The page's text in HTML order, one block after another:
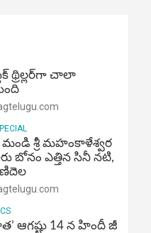
థ్రిల్లర్‌గా చాలా
శ్రీ మహంకాళేశ్వర
బోనం ఎత్తిన సినీ నటి,
ఆగష్టు 14 న హిందీ జీ